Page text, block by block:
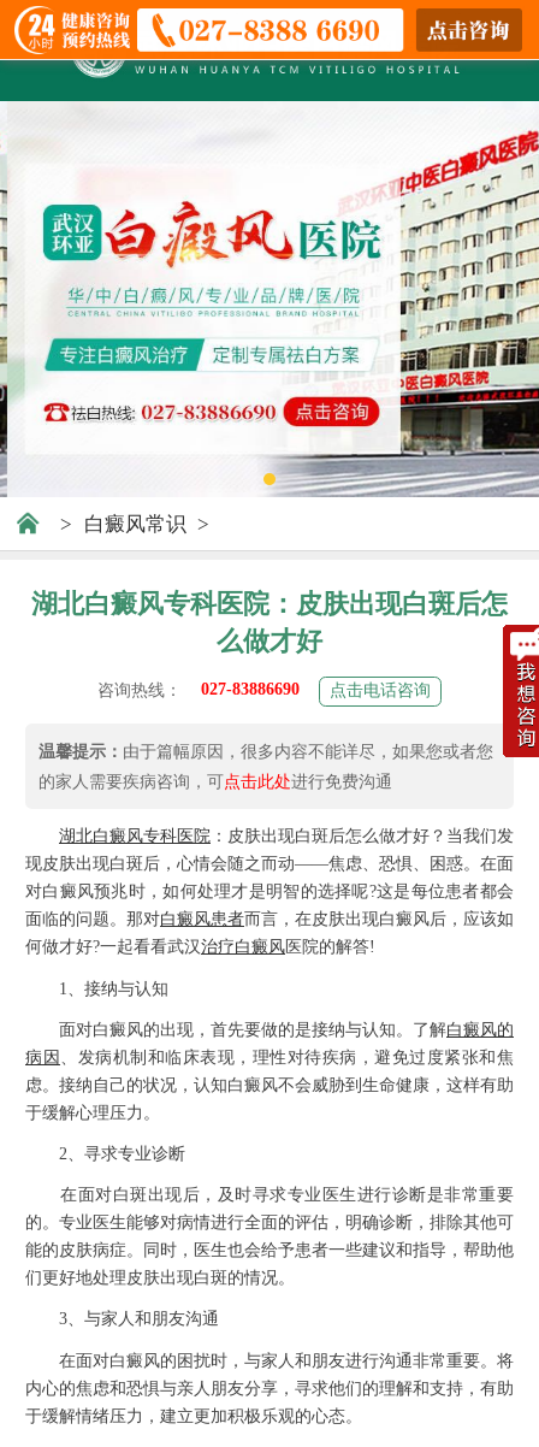
> 白癜风常识 >
湖北白癜风专科医院：皮肤出现白斑后怎
么做才好
咨询热线： 027-83886690 点击电话咨询
温馨提示： 由于篇幅原因，很多内容不能详尽，如果您或者您
的家人需要疾病咨询，可点击此处进行免费沟通
湖北白癜风专科医院 ：皮肤出现白斑后怎么做才好？当我们发
现皮肤出现白斑后，心情会随之而动——焦虑、恐惧、困惑。在面
对白癜风预兆时，如何处理才是明智的选择呢?这是每位患者都会
面临的问题。那对白癜风患者而言，在皮肤出现白癜风后，应该如
何做才好?一起看看武汉治疗白癜风 医院的解答!
1、接纳与认知
面对白癜风的出现，首先要做的是接纳与认知。了解白癜风的
病因
、发病机制和临床表现，理性对待疾病，避免过度紧张和焦
虑。接纳自己的状况，认知白癜风不会威胁到生命健康，这样有助
于缓解心理压力。
2、寻求专业诊断
在面对白斑出现后，及时寻求专业医生进行诊断是非常重要
的。专业医生能够对病情进行全面的评估，明确诊断，排除其他可
能的皮肤病症。同时，医生也会给予患者一些建议和指导，帮助他
们更好地处理皮肤出现白斑的情况。
3、与家人和朋友沟通
在面对白癜风的困扰时，与家人和朋友进行沟通非常重要。将
内心的焦虑和恐惧与亲人朋友分享，寻求他们的理解和支持，有助
于缓解情绪压力，建立更加积极乐观的心态。